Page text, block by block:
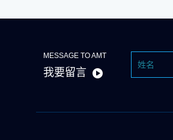
MESSAGE TO AMT
我要留言